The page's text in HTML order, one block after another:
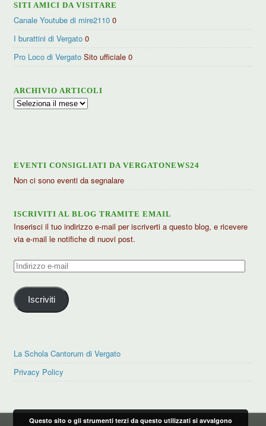
SITI AMICI DA VISITARE
Canale Youtube di mire2110 0
I burattini di Vergato 0
Pro Loco di Vergato Sito ufficiale 0
ARCHIVIO ARTICOLI
Archivio
EVENTI CONSIGLIATI DA VERGATONEWS24
Non ci sono eventi da segnalare
ISCRIVITI AL BLOG TRAMITE EMAIL
Inserisci il tuo indirizzo e-mail per iscriverti a questo blog, e ricevere
via e-mail le notifiche di nuovi post.
Indirizzo
mail
Iscriviti
La Schola Cantorum di Vergato
Privacy Policy
Questo sito o gli strumenti terzi da questo utilizzati si avvalgono